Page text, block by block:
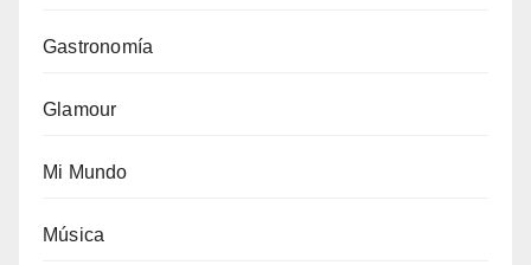
Gastronomía
Glamour
Mi Mundo
Música